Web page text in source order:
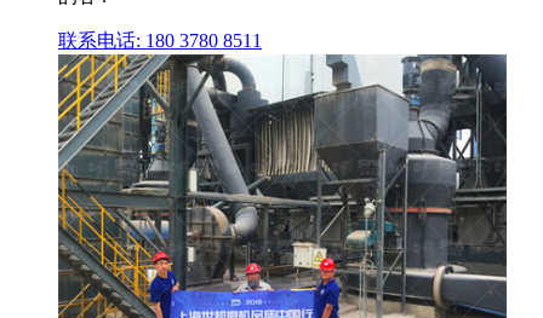
联系电话: 180 3780 8511